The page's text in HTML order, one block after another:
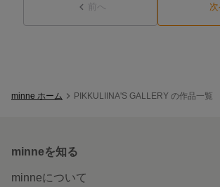
前へ
minne ホーム PIKKULIINA'S GALLERY の作品一覧
minneを知る
minneについて